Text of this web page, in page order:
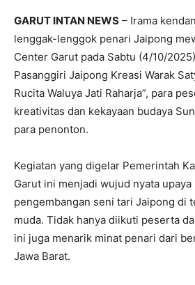
GARUT INTAN NEWS – Irama
lenggak-lenggok penari Jaipong
Center Garut pada Sabtu (4/10/
Pasanggiri Jaipong Kreasi Warak
Rucita Waluya Jati Raharja”, para
kreativitas dan kekayaan budaya
para penonton.
Kegiatan yang digelar Pemerintah
Garut ini menjadi wujud nyata
pengembangan seni tari Jaipong di
muda. Tidak hanya diikuti peserta
ini juga menarik minat penari dari
Jawa Barat.